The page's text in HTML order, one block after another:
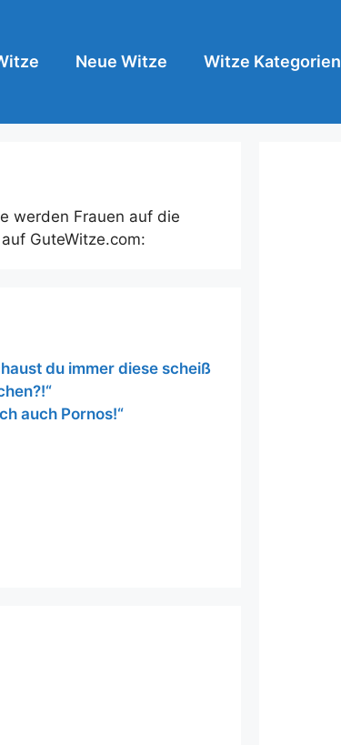
Neue Witze Witze Kategorien
werden Frauen auf die
GuteWitze.com:
du immer diese scheiß
auch Pornos!“